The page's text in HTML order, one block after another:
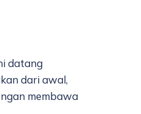
datang
dari awal,
membawa